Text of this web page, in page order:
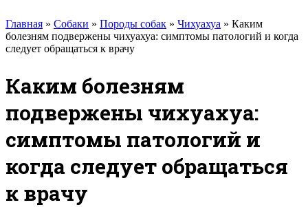
Главная » Собаки » Породы собак » Чихуахуа » Каким
болезням подвержены чихуахуа: симптомы патологий и когда
следует обращаться к врачу
Каким болезням
подвержены чихуахуа:
симптомы патологий и
когда следует обращаться
к врачу